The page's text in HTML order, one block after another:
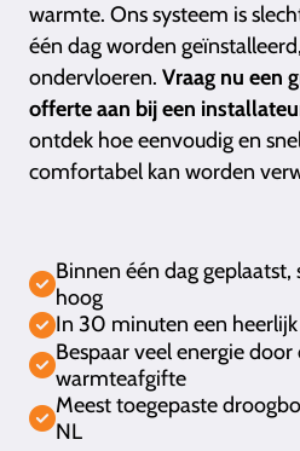
warmte. Ons systeem is
één dag worden
ondervloeren. Vraag nu een
offerte aan bij een
ontdek hoe eenvoudig en
comfortabel kan worden
Binnen één dag
hoog
In 30 minuten een
Bespaar veel energie
warmteafgifte
Meest toegepaste
NL